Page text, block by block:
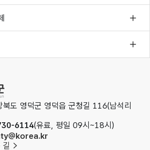
도 영덕군 영덕읍 군청길 116(남석리
6114(유료, 평일 09시~18시)
길